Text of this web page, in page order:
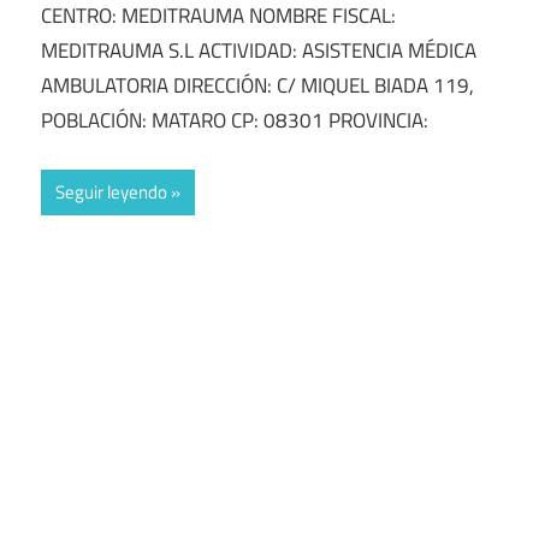
CENTRO: MEDITRAUMA NOMBRE FISCAL:
MEDITRAUMA S.L ACTIVIDAD: ASISTENCIA MÉDICA
AMBULATORIA DIRECCIÓN: C/ MIQUEL BIADA 119,
POBLACIÓN: MATARO CP: 08301 PROVINCIA:
Seguir leyendo